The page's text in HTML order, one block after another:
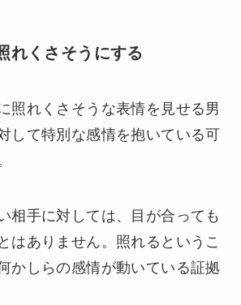
れくさそうにする
照れくさそうな表情を見せる男
して特別な感情を抱いている可
相手に対しては、目が合っても
はありません。照れるというこ
かしらの感情が動いている証拠